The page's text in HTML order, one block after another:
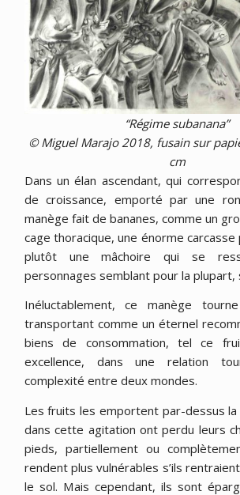
“Régime subanana”
© Miguel Marajo 2018, fusain sur
cm
Dans un élan ascendant, qui
de croissance, emporté par une
manège fait de bananes, comme un
cage thoracique, une énorme
plutôt une mâchoire qui se
personnages semblant pour la plupart,
Inéluctablement, ce manège
transportant comme un éternel
biens de consommation, tel ce
excellence, dans une relation
complexité entre deux mondes.
Les fruits les emportent par-dessus
dans cette agitation ont perdu leurs
pieds, partiellement ou
rendent plus vulnérables s’ils
le sol. Mais cependant, ils sont